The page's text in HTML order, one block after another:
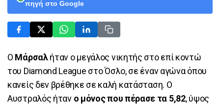
πηγή στο Google
Ο Μάρσαλήταν ο μεγάλος νικητής στο επί κοντώ
του Diamond League στο Όσλο, σε έναν αγώνα όπου
κανείς δεν βρέθηκε σε καλή κατάσταση. Ο
Αυστραλός ήταν ο μόνος που πέρασε τα 5,82, ύψος